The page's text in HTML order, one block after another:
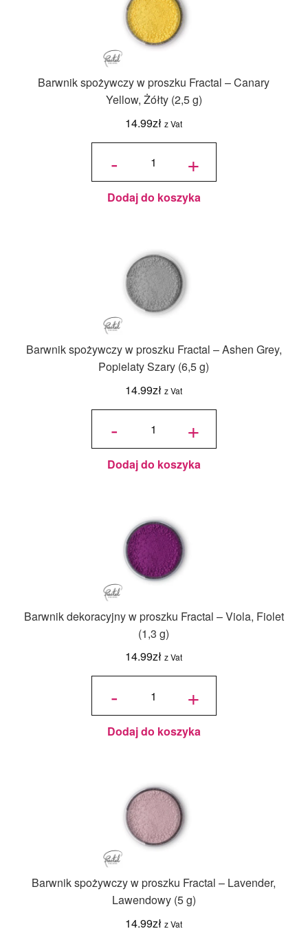
Barwnik spożywczy w proszku Fractal – Canary
Yellow, Żółty (2,5 g)
14.99zł z Vat
-
ilość
w proszku
Fractal -
Canary
Yellow,
Żółty (2,5
+
Dodaj do koszyka
Barwnik spożywczy w proszku Fractal – Ashen Grey,
Popielaty Szary (6,5 g)
14.99zł z Vat
-
ilość
w proszku
Fractal -
Grey,
Popielaty
g)
+
Dodaj do koszyka
Barwnik dekoracyjny w proszku Fractal – Viola, Fiolet
(1,3 g)
14.99zł z Vat
-
ilość
w proszku
Fractal -
Viola, Fiolet
(1,3 g) +
Dodaj do koszyka
Barwnik spożywczy w proszku Fractal – Lavender,
Lawendowy (5 g)
14.99zł z Vat